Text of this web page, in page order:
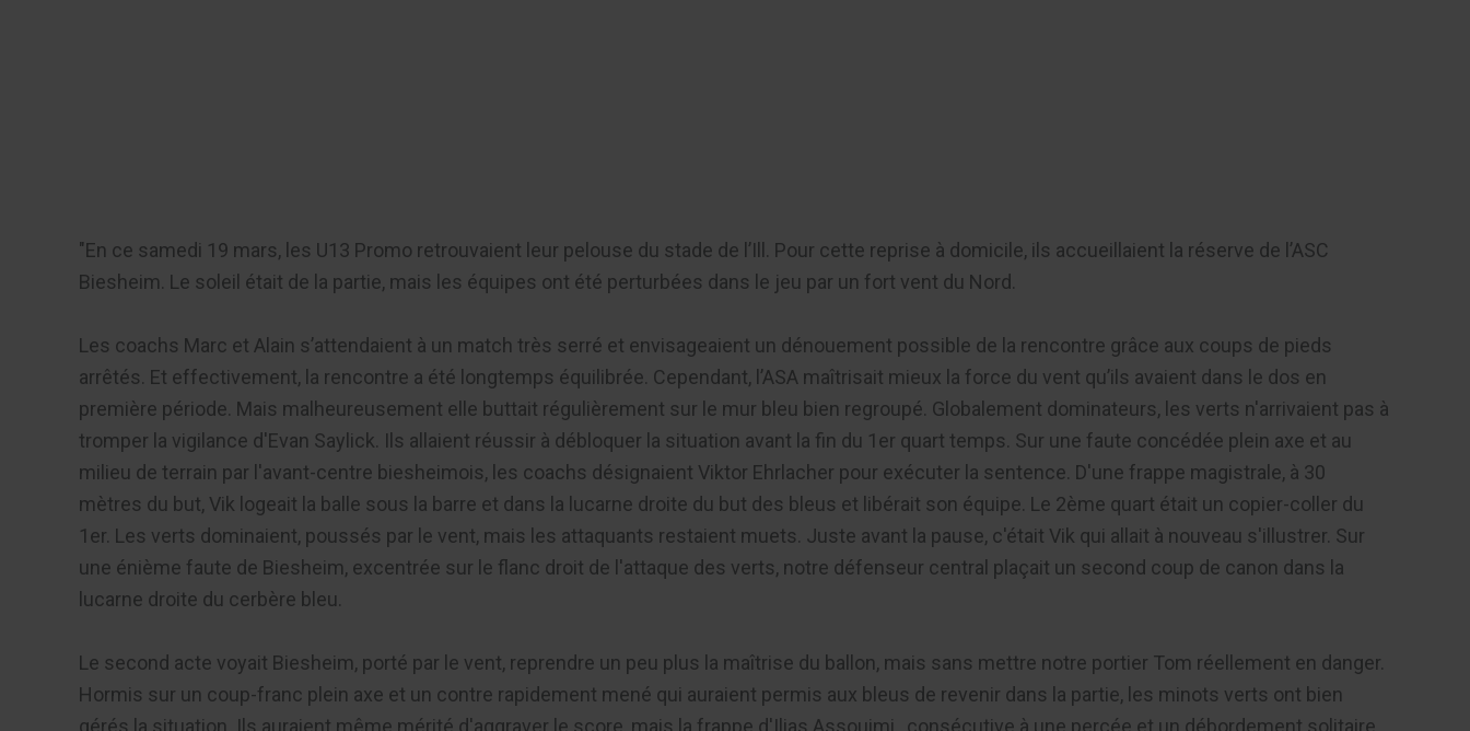
"En ce samedi 19 mars, les U13 Promo retrouvaient leur pelouse du stade de l’Ill. Pour cette reprise à domicile, ils accueillaient la réserve de l’ASC
Biesheim. Le soleil était de la partie, mais les équipes ont été perturbées dans le jeu par un fort vent du Nord.
Les coachs Marc et Alain s’attendaient à un match très serré et envisageaient un dénouement possible de la rencontre grâce aux coups de pieds
arrêtés. Et effectivement, la rencontre a été longtemps équilibrée. Cependant, l’ASA maîtrisait mieux la force du vent qu’ils avaient dans le dos en
première période. Mais malheureusement elle buttait régulièrement sur le mur bleu bien regroupé. Globalement dominateurs, les verts n'arrivaient pas à
tromper la vigilance d'Evan Saylick. Ils allaient réussir à débloquer la situation avant la fin du 1er quart temps. Sur une faute concédée plein axe et au
milieu de terrain par l'avant-centre biesheimois, les coachs désignaient Viktor Ehrlacher pour exécuter la sentence. D'une frappe magistrale, à 30
mètres du but, Vik logeait la balle sous la barre et dans la lucarne droite du but des bleus et libérait son équipe. Le 2ème quart était un copier-coller du
1er. Les verts dominaient, poussés par le vent, mais les attaquants restaient muets. Juste avant la pause, c'était Vik qui allait à nouveau s'illustrer. Sur
une énième faute de Biesheim, excentrée sur le flanc droit de l'attaque des verts, notre défenseur central plaçait un second coup de canon dans la
lucarne droite du cerbère bleu.
Le second acte voyait Biesheim, porté par le vent, reprendre un peu plus la maîtrise du ballon, mais sans mettre notre portier Tom réellement en danger.
Hormis sur un coup-franc plein axe et un contre rapidement mené qui auraient permis aux bleus de revenir dans la partie, les minots verts ont bien
gérés la situation. Ils auraient même mérité d'aggraver le score, mais la frappe d'Ilias Assouimi, consécutive à une percée et un débordement solitaire